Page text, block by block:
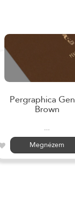
Pergraphica
Brown
...
Megnézem